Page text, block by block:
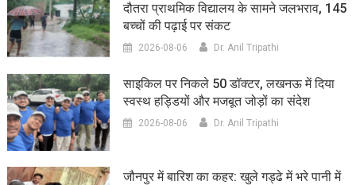
दौतरा प्राथमिक विद्यालय के सामने जलभराव, 145
बच्चों की पढ़ाई पर संकट
2026-08-06 Dr. Anil Tripathi
साइकिल पर निकले 50 डॉक्टर, लखनऊ में दिया
स्वस्थ हड्डियों और मजबूत जोड़ों का संदेश
2026-08-06 Dr. Anil Tripathi
जौनपुर में बारिश का कहर: खुले गड्ढे में भरे पानी में